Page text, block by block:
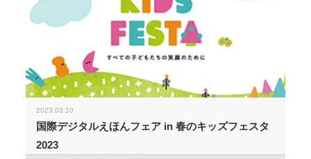
2023.03.10
国際デジタルえほんフェア in 春のキッズフェスタ
2023